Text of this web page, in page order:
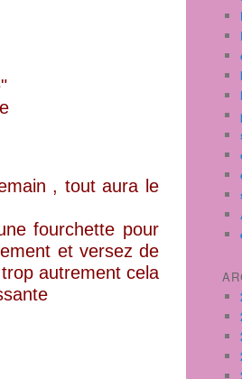
, tout aura le
fourchette pour
et versez de
autrement cela